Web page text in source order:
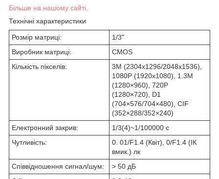
Більше на нашому сайті.
Технічні характеристики
Розмір матриці:
1/3"
Виробник матриці:
CMOS
Кількість пікселів:
3M (2304x1296/2048x1536),
1080P (1920x1080), 1.3M
(1280×960), 720P
(1280×720), D1
(704×576/704×480), CIF
(352×288/352×240)
Електронний закрив:
1/3(4)~1/100000 с
Чутливість:
0. 01/F1.4 (Квіт), 0/F1.4 (ІК
вмик.) лк
Співвідношення сигнал/шум:
> 50 дБ